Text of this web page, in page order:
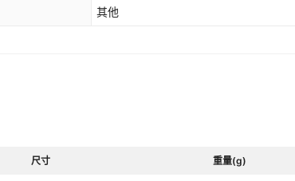
其他
尺寸 重量(g)